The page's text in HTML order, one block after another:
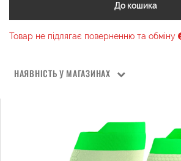
До кошика
Товар не підлягає поверненню та обміну
НАЯВНІСТЬ У МАГАЗИНАХ